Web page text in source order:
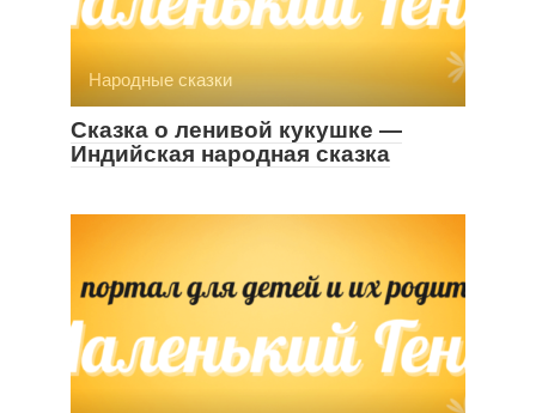
Народные сказки
Сказка о ленивой кукушке —
Индийская народная сказка